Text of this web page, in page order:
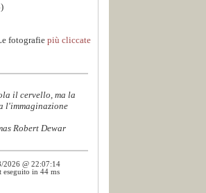
fotografie più cliccate
il cervello, ma la
l'immaginazione
Robert Dewar
2026 @ 22:07:14
eseguito in 44 ms